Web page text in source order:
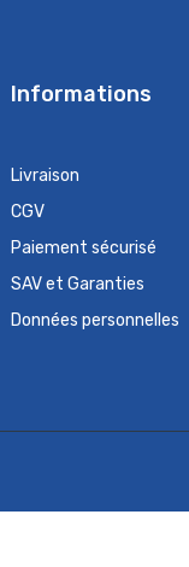
Informations
Livraison
CGV
Paiement sécurisé
SAV et Garanties
Données personnelles